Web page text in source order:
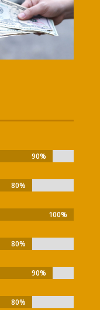
90%
90%
80%
80%
100%
100%
80%
80%
90%
90%
80%
80%